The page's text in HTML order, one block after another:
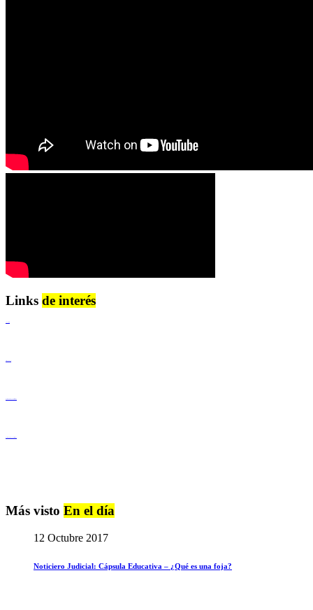
Links de interés
Más visto En el día
12 Octubre 2017
Noticiero Judicial: Cápsula Educativa – ¿Qué es una foja?